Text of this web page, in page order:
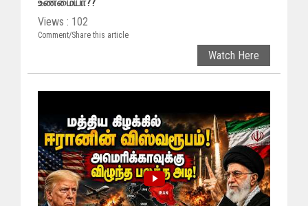
Views : 102
Comment/Share this article
Watch Here